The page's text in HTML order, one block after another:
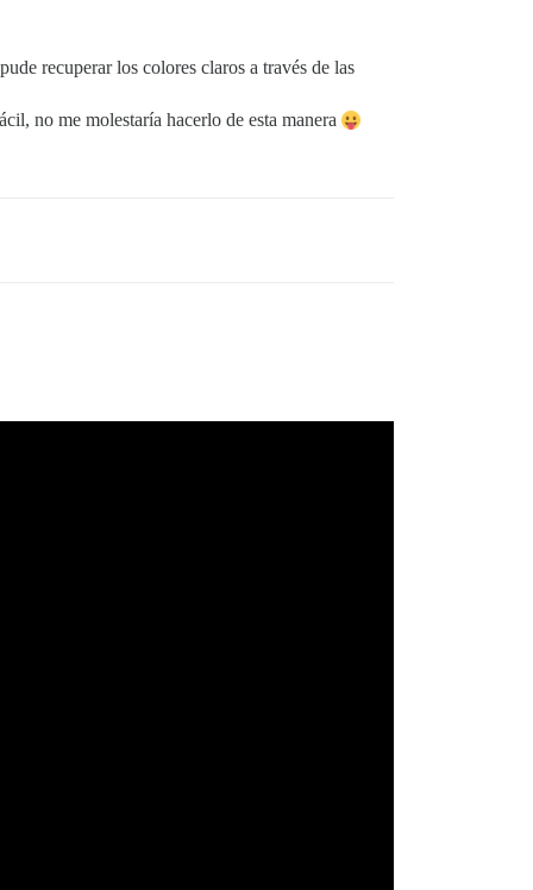
recuperar los colores claros a través de las
no me molestaría hacerlo de esta manera